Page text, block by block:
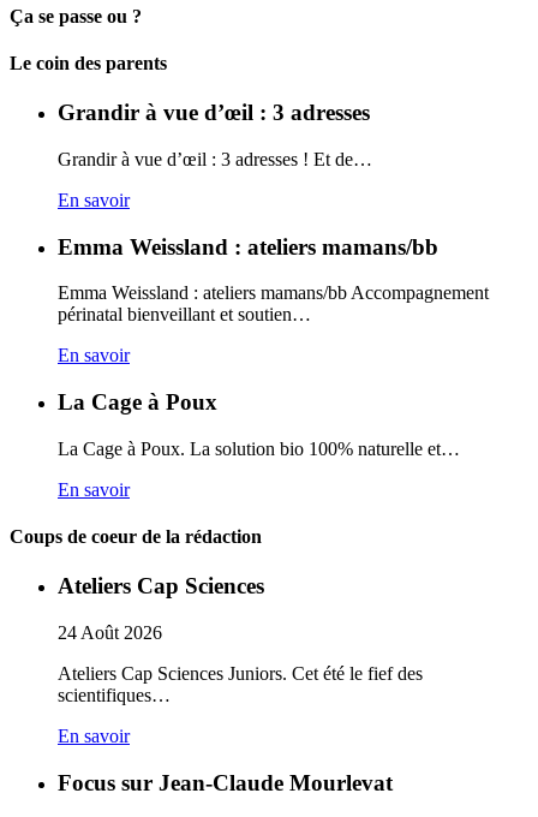
Ça se passe ou ?
Carto
Le coin des parents
Grandir à vue d’œil : 3 adresses
Grandir à vue d’œil : 3 adresses ! Et de…
En savoir
Emma Weissland : ateliers mamans/bb
Emma Weissland : ateliers mamans/bb Accompagnement
périnatal bienveillant et soutien…
En savoir
La Cage à Poux
La Cage à Poux. La solution bio 100% naturelle et…
En savoir
Coups de coeur de la rédaction
Ateliers Cap Sciences
24 Août 2026
Ateliers Cap Sciences Juniors. Cet été le fief des
scientifiques…
En savoir
Focus sur Jean-Claude Mourlevat